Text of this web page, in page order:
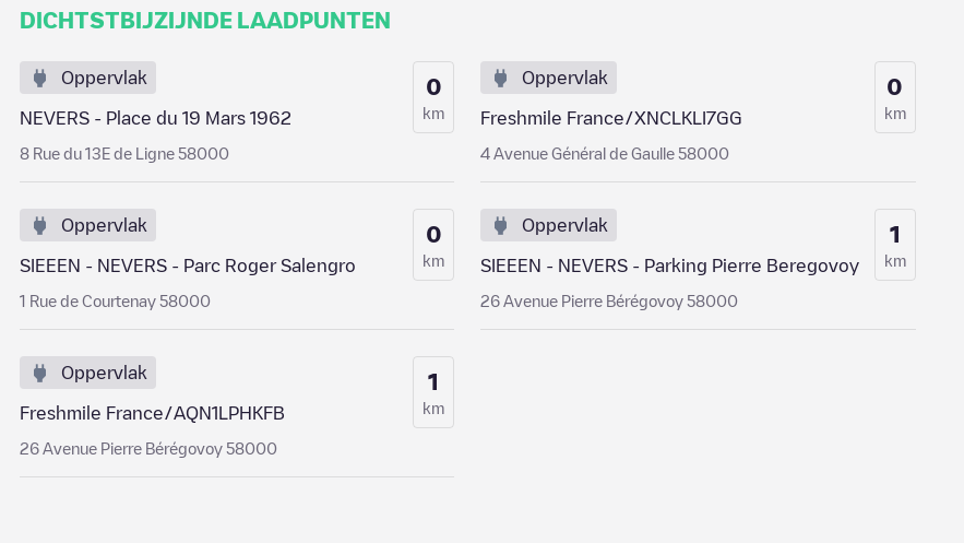
DICHTSTBIJZIJNDE LAADPUNTEN
Oppervlak
NEVERS - Place du 19 Mars 1962
8 Rue du 13E de Ligne 58000
0
km
Oppervlak
Freshmile France/XNCLKLI7GG
4 Avenue Général de Gaulle 58000
0
km
Oppervlak
SIEEEN - NEVERS - Parc Roger Salengro
1 Rue de Courtenay 58000
0
km
Oppervlak
SIEEEN - NEVERS - Parking Pierre Beregovoy
26 Avenue Pierre Bérégovoy 58000
1
km
Oppervlak
Freshmile France/AQN1LPHKFB
26 Avenue Pierre Bérégovoy 58000
1
km